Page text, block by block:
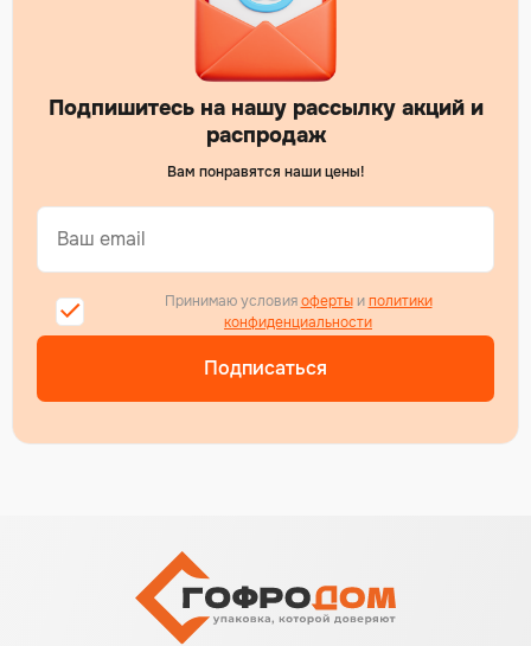
Подпишитесь на нашу рассылку акций и
распродаж
Вам понравятся наши цены!
Принимаю условияофертыиполитики
конфиденциальности
Подписаться